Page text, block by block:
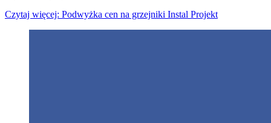
Czytaj więcej: Podwyżka cen na grzejniki Instal Projekt